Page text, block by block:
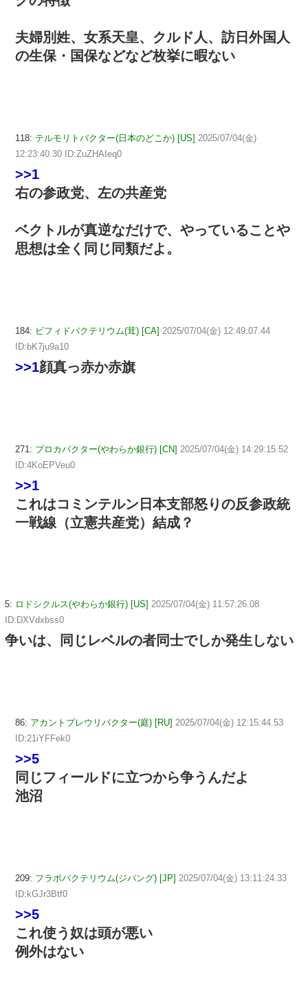
夫婦別姓、女系天皇、クルド人、訪日外国人
の生保・国保などなど枚挙に暇ない
118: テルモリトバクター(日本のどこか) [US] 2025/07/04(金)
12:23:40.30 ID:ZuZHAIeq0
>>1
右の参政党、左の共産党
ベクトルが真逆なだけで、やっていることや
思想は全く同じ同類だよ。
184: ビフィドバクテリウム(茸) [CA] 2025/07/04(金) 12:49:07.44
ID:bK7ju9a10
>>1顔真っ赤か赤旗
271: プロカバクター(やわらか銀行) [CN] 2025/07/04(金) 14:29:15.52
ID:4KoEPVeu0
>>1
これはコミンテルン日本支部怒りの反参政統
一戦線（立憲共産党）結成？
5: ロドシクルス(やわらか銀行) [US] 2025/07/04(金) 11:57:26.08
ID:DXVdxbss0
争いは、同じレベルの者同士でしか発生しない
86: アカントプレウリバクター(庭) [RU] 2025/07/04(金) 12:15:44.53
ID:21iYFFek0
>>5
同じフィールドに立つから争うんだよ
池沼
209: フラボバクテリウム(ジパング) [JP] 2025/07/04(金) 13:11:24.33
ID:kGJr3Btf0
>>5
これ使う奴は頭が悪い
例外はない